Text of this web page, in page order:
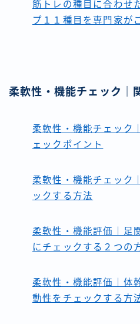
筋トレの種目に合わせ
プ１１種目を専門家が
柔軟性・機能チェック｜
柔軟性・機能チェック
ェックポイント
柔軟性・機能チェック
ックする方法
柔軟性・機能評価｜足
にチェックする２つの
柔軟性・機能評価｜体
動性をチェックする方